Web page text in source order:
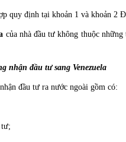
quy định tại khoản 1 và khoản 2
của nhà đầu tư không thuộc
nhận đầu tư sang Venezuela
đầu tư ra nước ngoài gồm có:
tư;